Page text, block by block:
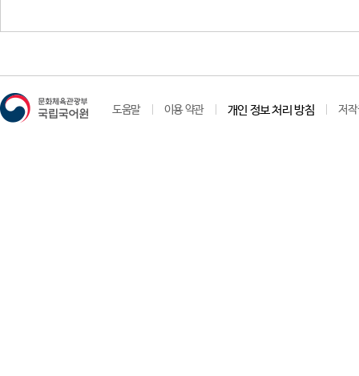
도움말 이용 약관 개인 정보 처리 방침 저